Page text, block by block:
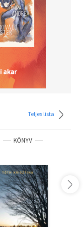
Teljes lista
KÖNYV